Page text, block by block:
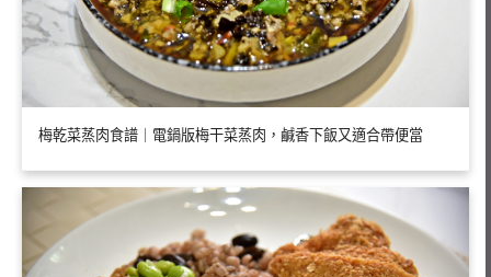
梅乾菜蒸肉食譜｜電鍋版梅干菜蒸肉，鹹香下飯又適合帶便當